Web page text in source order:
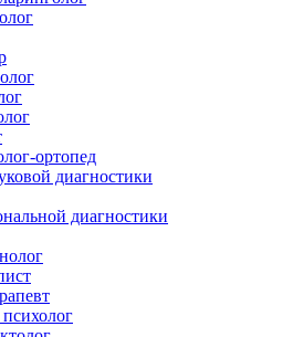
ортопед
диагностики
диагностики